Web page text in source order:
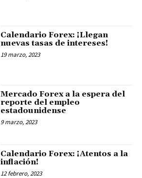
Calendario Forex: ¡Llegan
nuevas tasas de intereses!
19 marzo, 2023
Mercado Forex a la espera del
reporte del empleo
estadounidense
9 marzo, 2023
Calendario Forex: ¡Atentos a la
inflación!
12 febrero, 2023